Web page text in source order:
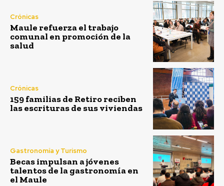
Crónicas
Maule refuerza el trabajo
comunal en promoción de la
salud
Crónicas
159 familias de Retiro reciben
las escrituras de sus viviendas
Gastronomía y Turismo
Becas impulsan a jóvenes
talentos de la gastronomía en
el Maule